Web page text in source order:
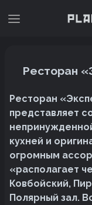
Ресторан
Ресторан
представляет
кухней и
огромным
«располагает
Ковбойский,
Полярный зал.